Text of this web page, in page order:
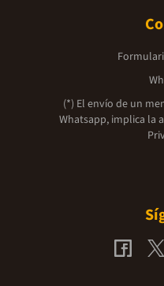
(*) El envío de un
Whatsapp, implica la